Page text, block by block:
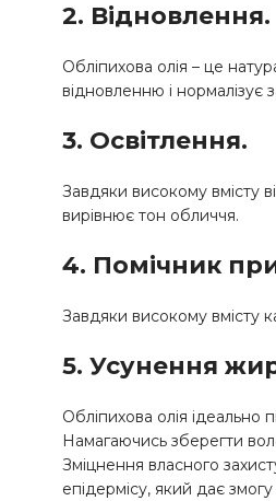
2. Відновлення.
Обліпихова олія – це
відновленню і нормалізує
3. Освітлення.
Завдяки високому вмісту
вирівнює тон обличчя.
4. Помічник
Завдяки високому вмісту
5. Усунення
Обліпихова олія
Намагаючись зберегти
Зміцнення власного
епідермісу, який дає